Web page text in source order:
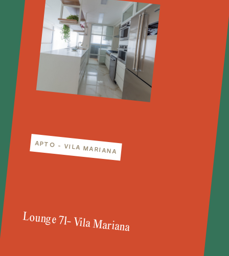
APTO - VILA MARIANA
Lounge 71- Vila Mariana